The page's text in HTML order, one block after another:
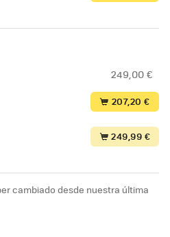
249,00 €
207,20 €
249,99 €
cambiado desde nuestra última